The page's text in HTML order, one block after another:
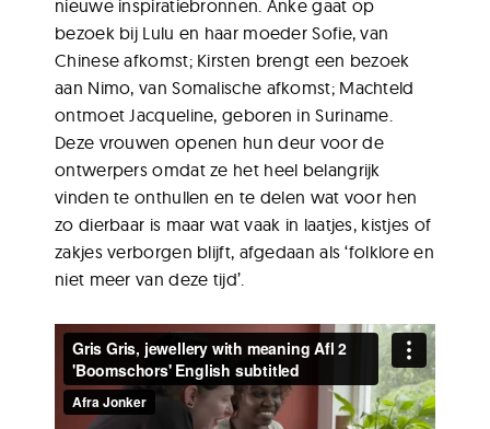
nieuwe inspiratiebronnen. Anke gaat op
bezoek bij Lulu en haar moeder Sofie, van
Chinese afkomst; Kirsten brengt een bezoek
aan Nimo, van Somalische afkomst; Machteld
ontmoet Jacqueline, geboren in Suriname.
Deze vrouwen openen hun deur voor de
ontwerpers omdat ze het heel belangrijk
vinden te onthullen en te delen wat voor hen
zo dierbaar is maar wat vaak in laatjes, kistjes of
zakjes verborgen blijft, afgedaan als ‘folklore en
niet meer van deze tijd’.